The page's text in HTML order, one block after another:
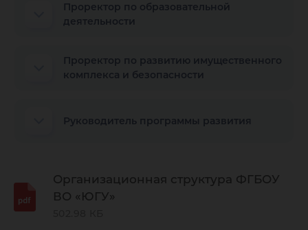
Проректор по образовательной
деятельности
Проректор по развитию имущественного
комплекса и безопасности
Руководитель программы развития
Организационная структура ФГБОУ
ВО «ЮГУ»